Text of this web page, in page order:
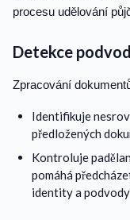
procesu udělování
Detekce
Zpracování
Identifikuje
předložených
Kontroluje
pomáhá
identity a podvody